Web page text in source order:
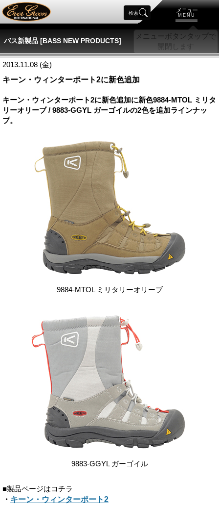
メニュー
MENU
検索
バス新製品 [BASS NEW PRODUCTS]
2013.11.08 (金)
キーン・ウィンターポート2に新色追加
キーン・ウィンターポート2に新色追加に新色9884-MTOL ミリタ
リーオリーブ / 9883-GGYL ガーゴイルの2色を追加ラインナッ
プ。
9884-MTOL ミリタリーオリーブ
9883-GGYL ガーゴイル
■製品ページはコチラ
・ キーン・ウィンターポート2